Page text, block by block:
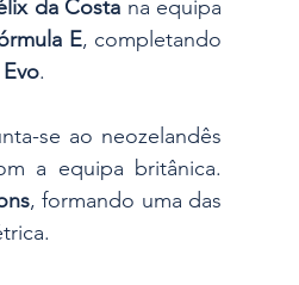
da Costa na equipa
E, completando
.
a equipa britânica.
, formando uma das